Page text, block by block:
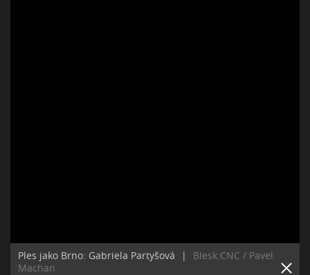
Ples jako Brno: Gabriela Partyšová |
Blesk:CNC / Pavel
Machan